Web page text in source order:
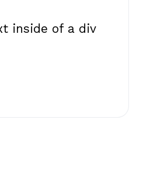
inside of a div